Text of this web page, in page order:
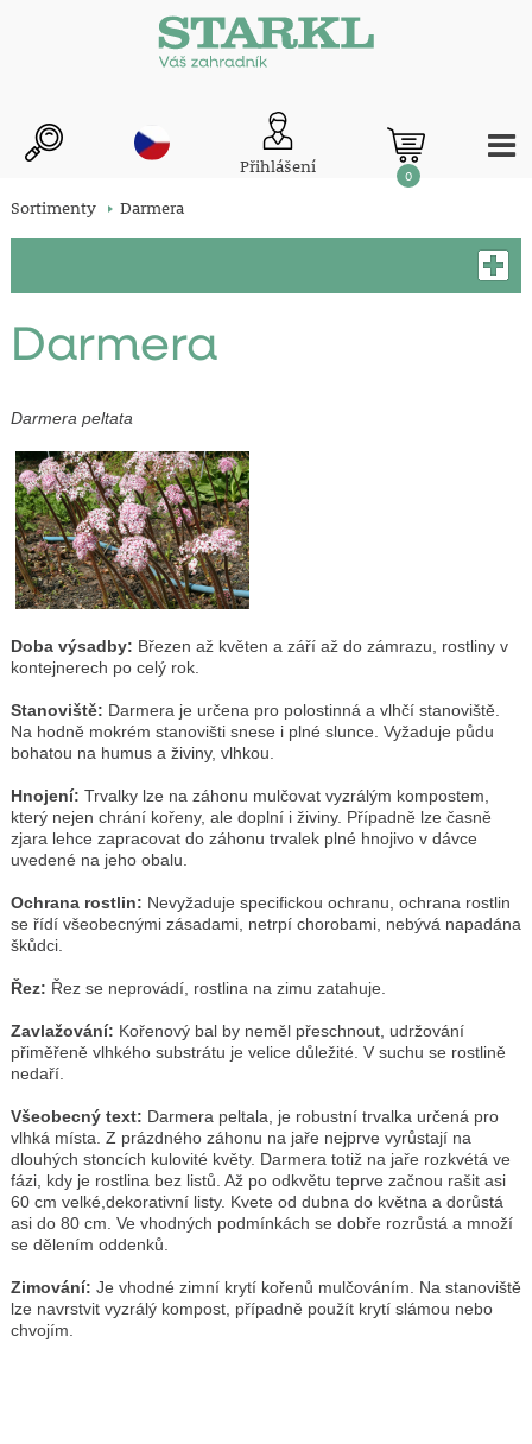
Přihlášení 0
Sortimenty Darmera
Darmera
Darmera peltata
Doba výsadby: Březen až květen a září až do zámrazu, rostliny v
kontejnerech po celý rok.
Stanoviště: Darmera je určena pro polostinná a vlhčí stanoviště.
Na hodně mokrém stanovišti snese i plné slunce. Vyžaduje půdu
bohatou na humus a živiny, vlhkou.
Hnojení: Trvalky lze na záhonu mulčovat vyzrálým kompostem,
který nejen chrání kořeny, ale doplní i živiny. Případně lze časně
zjara lehce zapracovat do záhonu trvalek plné hnojivo v dávce
uvedené na jeho obalu.
Ochrana rostlin: Nevyžaduje specifickou ochranu, ochrana rostlin
se řídí všeobecnými zásadami, netrpí chorobami, nebývá napadána
škůdci.
Řez: Řez se neprovádí, rostlina na zimu zatahuje.
Zavlažování: Kořenový bal by neměl přeschnout, udržování
přiměřeně vlhkého substrátu je velice důležité. V suchu se rostlině
nedaří.
Všeobecný text: Darmera peltala, je robustní trvalka určená pro
vlhká místa. Z prázdného záhonu na jaře nejprve vyrůstají na
dlouhých stoncích kulovité květy. Darmera totiž na jaře rozkvétá ve
fázi, kdy je rostlina bez listů. Až po odkvětu teprve začnou rašit asi
60 cm velké,dekorativní listy. Kvete od dubna do května a dorůstá
asi do 80 cm. Ve vhodných podmínkách se dobře rozrůstá a množí
se dělením oddenků.
Zimování: Je vhodné zimní krytí kořenů mulčováním. Na stanoviště
lze navrstvit vyzrálý kompost, případně použít krytí slámou nebo
chvojím.